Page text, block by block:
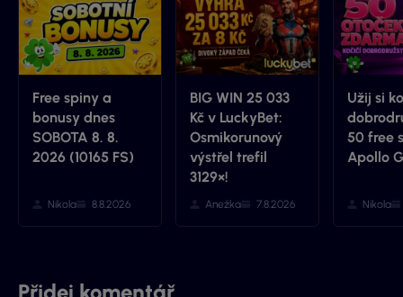
Free spiny a
bonusy dnes
SOBOTA 8. 8.
2026 (10165 FS)
Nikola 8.8.2026
BIG WIN 25 033
Kč v LuckyBet:
Osmikorunový
výstřel trefil
3129×!
Anežka 7.8.2026
Užij si
50 free
Apollo
Nikola